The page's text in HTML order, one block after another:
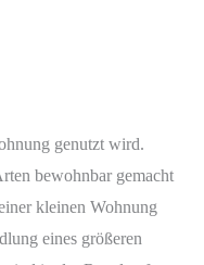
genutzt wird.
bewohnbar gemacht
kleinen Wohnung
eines größeren